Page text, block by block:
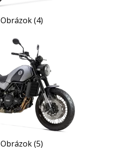
Obrázok (4)
Obrázok (5)